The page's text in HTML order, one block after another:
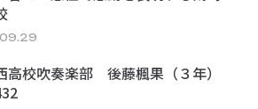
高校吹奏楽部 後藤楓果（３年）